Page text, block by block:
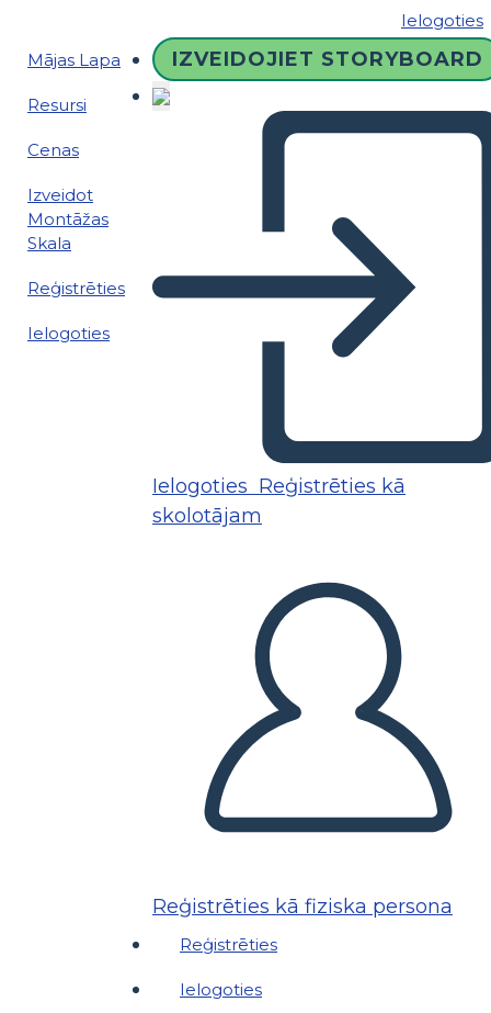
Ielogoties
Mājas Lapa
Resursi
Cenas
Izveidot
Montāžas
Skala
Reģistrēties
Ielogoties
IZVEIDOJIET STORYBOARD
Ielogoties Reģistrēties kā
skolotājam
Reģistrēties kā fiziska persona
Reģistrēties
Ielogoties